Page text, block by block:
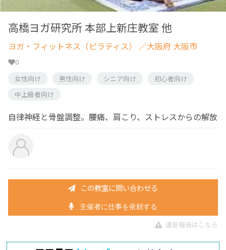
高橋ヨガ研究所 本部上新庄教室 他
ヨガ・フィットネス（ピラティス） ／大阪府 大阪市
0
女性向け
男性向け シニア向け
初心者向け
中上級者向け
自律神経と骨盤調整。腰痛、肩こり、ストレスからの解放
この教室に問い合わせる
主催者に仕事を依頼する
違反報告はこちら